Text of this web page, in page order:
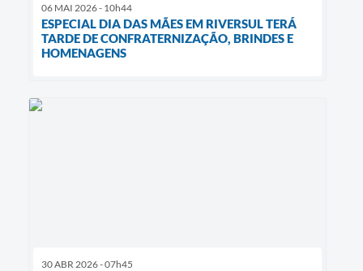
06 MAI 2026 - 10h44
ESPECIAL DIA DAS MÃES EM RIVERSUL TERÁ
TARDE DE CONFRATERNIZAÇÃO, BRINDES E
HOMENAGENS
30 ABR 2026 - 07h45